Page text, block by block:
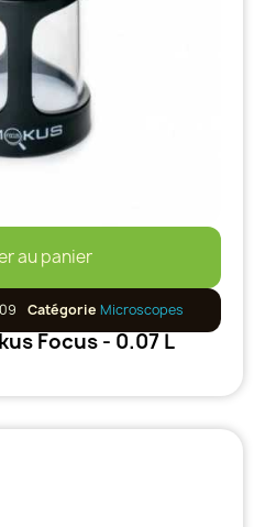
au panier
Catégorie Microscopes
Focus - 0.07 L